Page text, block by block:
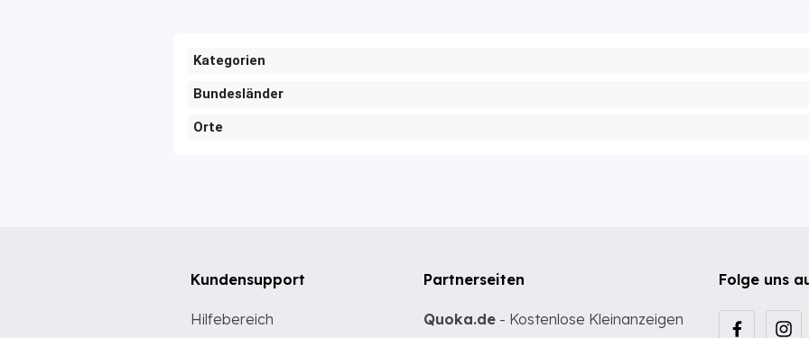
Kategorien
Bundesländer
Orte
Folge uns
Kundensupport
Hilfebereich
Partnerseiten
Quoka.de - Kostenlose Kleinanzeigen